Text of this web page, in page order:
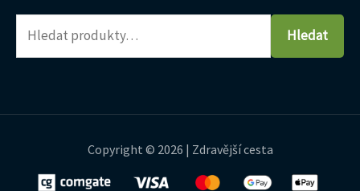
Hledat
Copyright © 2026 | Zdravější cesta